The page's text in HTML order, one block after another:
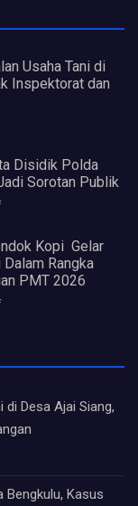
Usaha Tani di
Inspektorat dan
Disidik Polda
Sorotan Publik
Kopi Gelar
Rangka
PMT 2026
di Desa Ajai Siang,
Bengkulu, Kasus